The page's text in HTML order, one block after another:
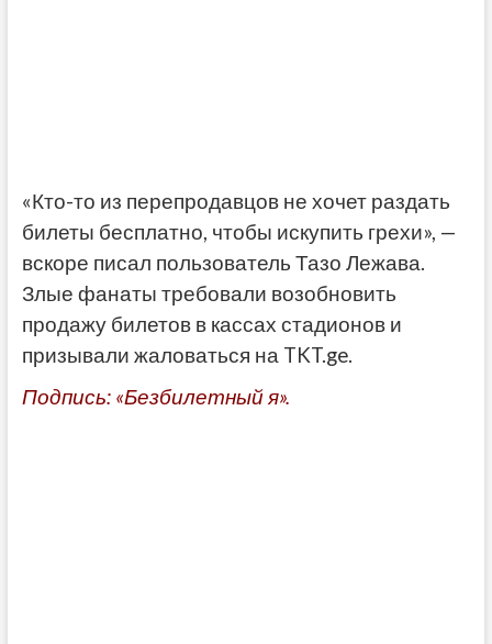
«Кто-то из перепродавцов не хочет раздать
билеты бесплатно, чтобы искупить грехи», —
вскоре писал пользователь Тазо Лежава.
Злые фанаты требовали возобновить
продажу билетов в кассах стадионов и
призывали жаловаться на TKT.ge.
Подпись: «Безбилетный я».